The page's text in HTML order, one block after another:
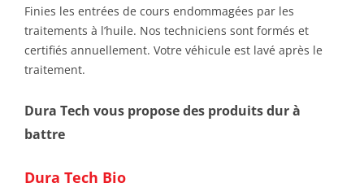
Finies les entrées de cours endommagées par les
traitements à l’huile. Nos techniciens sont formés et
certifiés annuellement. Votre véhicule est lavé après le
traitement.
Dura Tech vous propose des produits dur à
battre
Dura Tech Bio